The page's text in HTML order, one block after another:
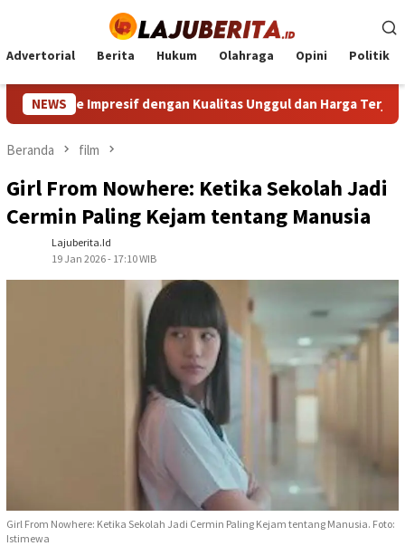
konten
Advertorial Berita Hukum Olahraga Opini Politik
NEWSdengan Kualitas Unggul dan Harga Terjangkau
Beranda film
Girl From Nowhere: Ketika Sekolah Jadi
Cermin Paling Kejam tentang Manusia
Lajuberita.id
19 Jan 2026 - 17:10 WIB
Girl From Nowhere: Ketika Sekolah Jadi Cermin Paling Kejam tentang Manusia. Foto:
Istimewa